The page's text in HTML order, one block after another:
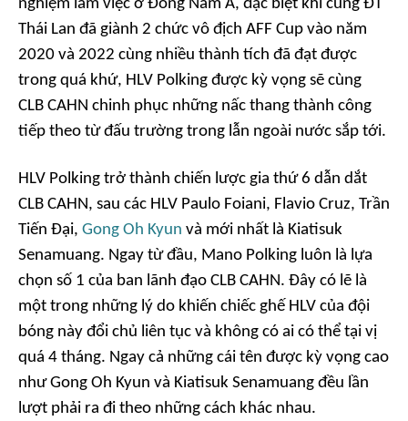
nghiệm làm việc ở Đông Nam Á, đặc biệt khi cùng ĐT
Thái Lan đã giành 2 chức vô địch AFF Cup vào năm
2020 và 2022 cùng nhiều thành tích đã đạt được
trong quá khứ, HLV Polking được kỳ vọng sẽ cùng
CLB CAHN chinh phục những nấc thang thành công
tiếp theo từ đấu trường trong lẫn ngoài nước sắp tới.
HLV Polking trở thành chiến lược gia thứ 6 dẫn dắt
CLB CAHN, sau các HLV Paulo Foiani, Flavio Cruz, Trần
Tiến Đại, Gong Oh Kyun và mới nhất là Kiatisuk
Senamuang. Ngay từ đầu, Mano Polking luôn là lựa
chọn số 1 của ban lãnh đạo CLB CAHN. Đây có lẽ là
một trong những lý do khiến chiếc ghế HLV của đội
bóng này đổi chủ liên tục và không có ai có thể tại vị
quá 4 tháng. Ngay cả những cái tên được kỳ vọng cao
như Gong Oh Kyun và Kiatisuk Senamuang đều lần
lượt phải ra đi theo những cách khác nhau.